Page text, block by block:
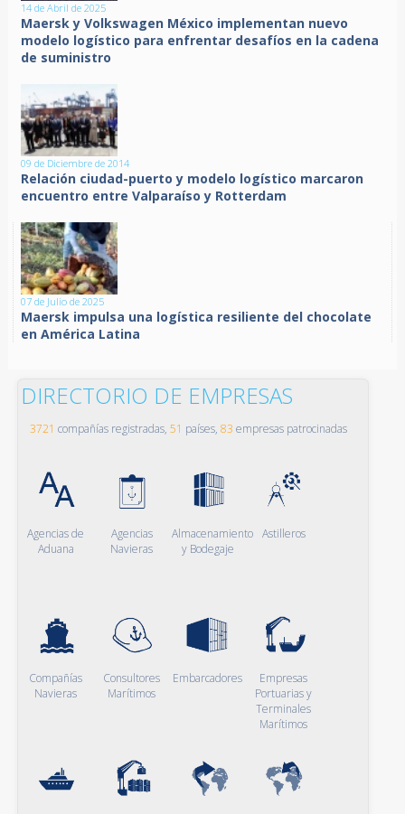
14 de Abril de 2025
Maersk y Volkswagen México implementan nuevo
modelo logístico para enfrentar desafíos en la cadena
de suministro
09 de Diciembre de 2014
Relación ciudad-puerto y modelo logístico marcaron
encuentro entre Valparaíso y Rotterdam
07 de Julio de 2025
Maersk impulsa una logística resiliente del chocolate
en América Latina
DIRECTORIO DE EMPRESAS
3721 compañías registradas, 51 países, 83 empresas patrocinadas
Agencias de
Aduana
Agencias
Navieras
Almacenamiento
y Bodegaje
Astilleros
Compañías
Navieras
Consultores
Marítimos
Embarcadores
Empresas
Portuarias y
Terminales
Marítimos